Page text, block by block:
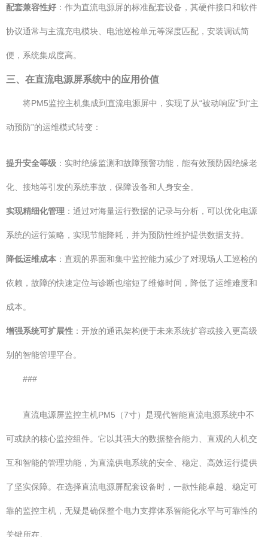
配套兼容性好 ：作为直流电源屏的标准配套设备，其硬件接口和软件
协议通常与主流充电模块、电池巡检单元等深度匹配，安装调试简
便，系统集成度高。
三、在直流电源屏系统中的应用价值
将PM5监控主机集成到直流电源屏中，实现了从“被动响应”到“主
动预防”的运维模式转变：
提升安全等级 ：实时绝缘监测和故障预警功能，能有效预防因绝缘老
化、接地等引发的系统事故，保障设备和人身安全。
实现精细化管理 ：通过对海量运行数据的记录与分析，可以优化电源
系统的运行策略，实现节能降耗，并为预防性维护提供数据支持。
降低运维成本 ：直观的界面和集中监控能力减少了对现场人工巡检的
依赖，故障的快速定位与诊断也缩短了维修时间，降低了运维难度和
成本。
增强系统可扩展性 ：开放的通讯架构便于未来系统扩容或接入更高级
别的智能管理平台。
###
直流电源屏监控主机PM5（7寸）是现代智能直流电源系统中不
可或缺的核心监控组件。它以其强大的数据整合能力、直观的人机交
互和智能的管理功能，为直流供电系统的安全、稳定、高效运行提供
了坚实保障。在选择直流电源屏配套设备时，一款性能卓越、稳定可
靠的监控主机，无疑是确保整个电力支撑体系智能化水平与可靠性的
关键所在。